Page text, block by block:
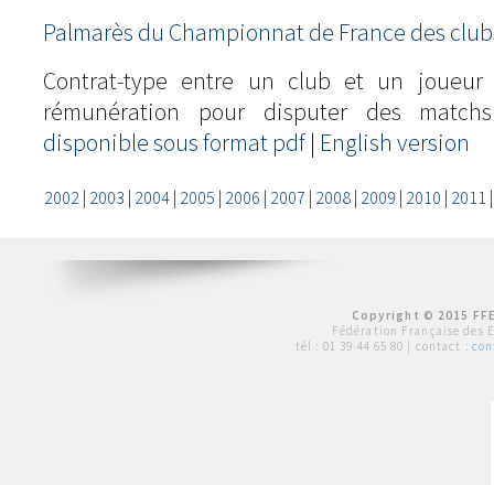
Palmarès du Championnat de France des
Contrat-type entre un club et un joueur
rémunération pour disputer des
disponible sous format pdf | English version
2002| 2003 | 2004| 2005 | 2006 | 2007 | 2008| 2009 | 2010 | 2011
Copyright © 2015
Fédération Française des
tél : 01 39 44 65 80 | contact :